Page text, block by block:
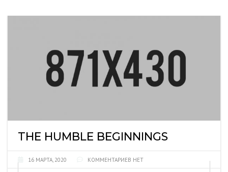
THE HUMBLE BEGINNINGS
16 МАРТА, 2020 КОММЕНТАРИЕВ НЕТ